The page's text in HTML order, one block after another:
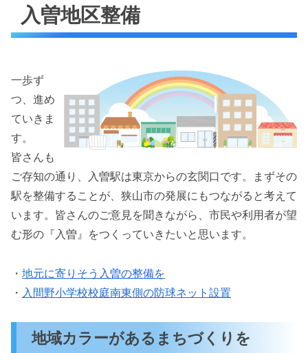
入曽地区整備
一歩ず
つ、進め
ていきま
す。
皆さんも
ご存知の通り、入曽駅は東京からの玄関口です。まずその
駅を整備することが、狭山市の発展にもつながると考えて
います。皆さんのご意見を聞きながら、市民や利用者が望
む形の『入曽』をつくっていきたいと思います。
・ 地元に寄りそう入曽の整備を
・ 入間野小学校校庭南東側の防球ネット設置
地域カラーがあるまちづくりを